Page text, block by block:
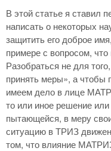
В этой статье я ставил
написать о некоторых
защитить его доброе
примере с вопросом,
Разобраться не для
принять меры», а чтобы
имеем дело в лице
то или иное решение или
пытающейся, в меру
ситуацию в ТРИЗ
том, что влияние